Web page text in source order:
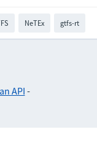
NeTEx gtfs-rt
API-